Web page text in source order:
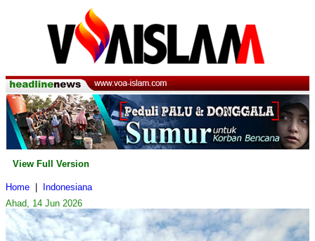
View Full Version
Home
Indonesiana
Ahad, 14 Jun 2026